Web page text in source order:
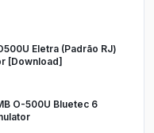
Eletra (Padrão RJ)
[Download]
O-500U Bluetec 6